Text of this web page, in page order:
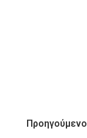
Προηγούμενο